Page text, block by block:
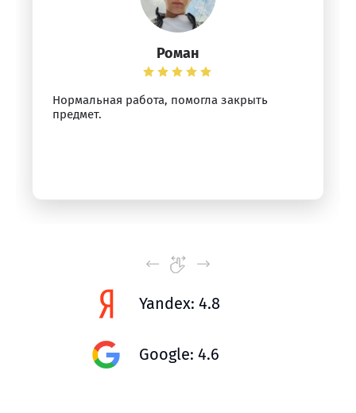
Роман
Нормальная работа, помогла закрыть
предмет.
Yandex: 4.8
Google: 4.6